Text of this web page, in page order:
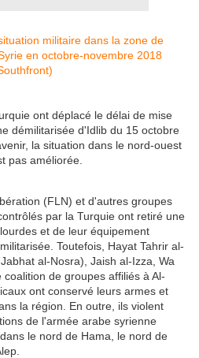
ont déplacé le délai de mise
démilitarisée d'Idlib du 15 octobre
la situation dans le nord-ouest
pas améliorée.
(FLN) et d'autres groupes
par la Turquie ont retiré une
et de leur équipement
Toutefois, Hayat Tahrir al-
al-Nosra), Jaish al-Izza, Wa
de groupes affiliés à Al-
ont conservé leurs armes et
la région. En outre, ils violent
de l'armée arabe syrienne
le nord de Hama, le nord de